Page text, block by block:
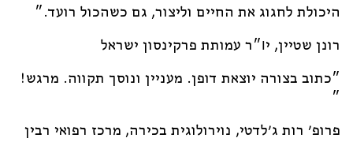
היכולת לחגוג את החיים וליצור, גם כשהכול רועד.״
רונן שטיין, יו״ר עמותת פרקינסון ישראל
״כתוב בצורה יוצאת דופן. מעניין ונוסך תקווה. מרגש!
״
פרופ׳ רות ג׳לדטי, נוירולוגית בכירה, מרכז רפואי רבין